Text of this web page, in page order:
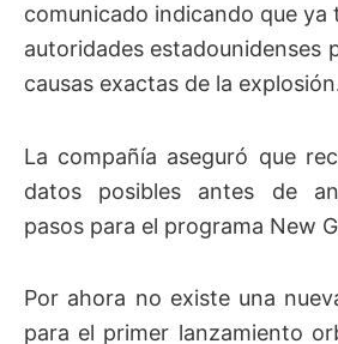
comunicado indicando que ya
autoridades estadounidenses
causas exactas de la
La compañía aseguró que
datos posibles antes de
pasos para el programa New
Por ahora no existe una
para el primer lanzamiento